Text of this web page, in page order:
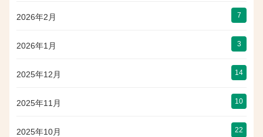
2026年2月 7
2026年1月 3
2025年12月 14
2025年11月 10
2025年10月 22